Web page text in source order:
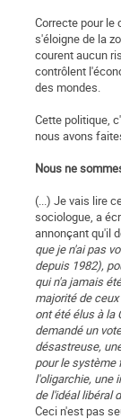
Correcte pour le
s'éloigne de la
courent aucun
contrôlent
des mondes.
Cette politique,
nous avons
Nous ne
(...) Je vais lire
sociologue, a
annonçant qu'il
que je n'ai pas
depuis 1982),
qui n'a jamais
majorité de
ont été élus à la
demandé un
désastreuse,
pour le système
l'oligarchie, une
de l'idéal libéral
Ceci n'est pas